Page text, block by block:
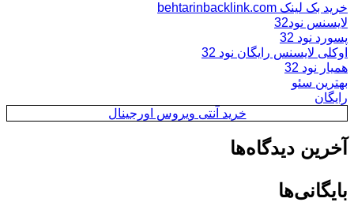
خرید بک لینک behtarinbacklink.com
لایسنس نود32
پسورد نود 32
اوکلی لایسنس رایگان نود 32
همیار نود 32
بهترین سئو
رایگان
خرید آنتی ویروس اورجینال
آخرین دیدگاه‌ها
بایگانی‌ها